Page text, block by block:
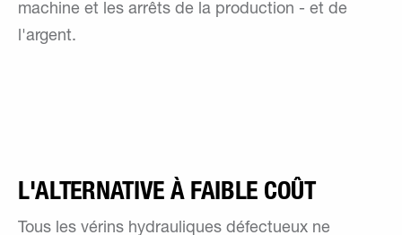
machine et les arrêts de la production - et de
l'argent.
L'ALTERNATIVE À FAIBLE COÛT
Tous les vérins hydrauliques défectueux ne